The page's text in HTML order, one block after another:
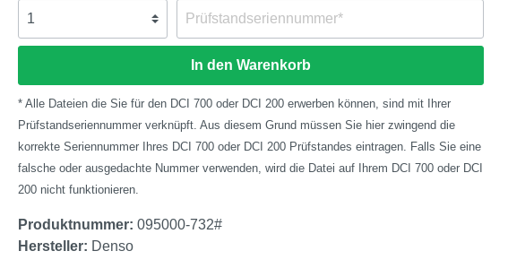
In den Warenkorb
* Alle Dateien die Sie für den DCI 700 oder DCI 200 erwerben können, sind mit Ihrer
Prüfstandseriennummer verknüpft. Aus diesem Grund müssen Sie hier zwingend die
korrekte Seriennummer Ihres DCI 700 oder DCI 200 Prüfstandes eintragen. Falls Sie eine
falsche oder ausgedachte Nummer verwenden, wird die Datei auf Ihrem DCI 700 oder DCI
200 nicht funktionieren.
Produktnummer: 095000-732#
Hersteller: Denso